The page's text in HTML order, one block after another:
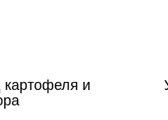
картофеля и